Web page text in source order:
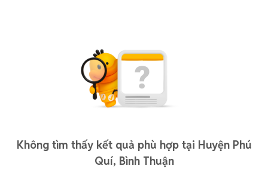
Không tìm thấy kết quả phù hợp tại Huyện Phú
Quí, Bình Thuận